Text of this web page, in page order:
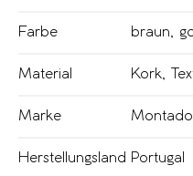
Farbe braun,
Material Kork,
Marke Montado
Herstellungsland Portugal